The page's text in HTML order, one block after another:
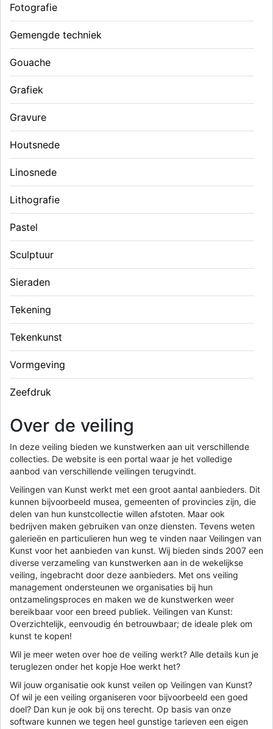
Fotografie
Gemengde techniek
Gouache
Grafiek
Gravure
Houtsnede
Linosnede
Lithografie
Pastel
Sculptuur
Sieraden
Tekening
Tekenkunst
Vormgeving
Zeefdruk
Over de veiling
In deze veiling bieden we kunstwerken aan uit verschillende
collecties. De website is een portal waar je het volledige
aanbod van verschillende veilingen terugvindt.
Veilingen van Kunst werkt met een groot aantal aanbieders. Dit
kunnen bijvoorbeeld musea, gemeenten of provincies zijn, die
delen van hun kunstcollectie willen afstoten. Maar ook
bedrijven maken gebruiken van onze diensten. Tevens weten
galerieën en particulieren hun weg te vinden naar Veilingen van
Kunst voor het aanbieden van kunst. Wij bieden sinds 2007 een
diverse verzameling van kunstwerken aan in de wekelijkse
veiling, ingebracht door deze aanbieders. Met ons veiling
management ondersteunen we organisaties bij hun
ontzamelingsproces en maken we de kunstwerken weer
bereikbaar voor een breed publiek. Veilingen van Kunst:
Overzichtelijk, eenvoudig én betrouwbaar; de ideale plek om
kunst te kopen!
Wil je meer weten over hoe de veiling werkt? Alle details kun je
teruglezen onder het kopje Hoe werkt het?
Wil jouw organisatie ook kunst veilen op Veilingen van Kunst?
Of wil je een veiling organiseren voor bijvoorbeeld een goed
doel? Dan kun je ook bij ons terecht. Op basis van onze
software kunnen we tegen heel gunstige tarieven een eigen